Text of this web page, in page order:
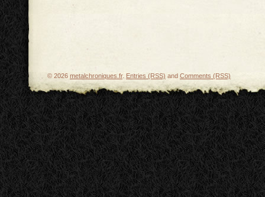
© 2026 metalchroniques.fr. Entries (RSS) and Comments (RSS)